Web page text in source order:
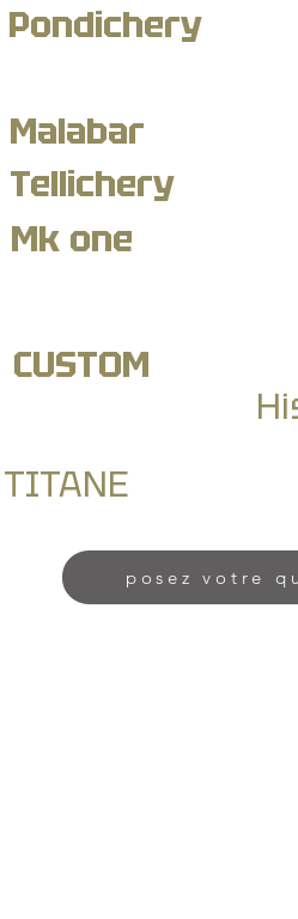
Pondichery
Malabar
Tellichery
Mk one
CUSTOM
TITANE
posez votre